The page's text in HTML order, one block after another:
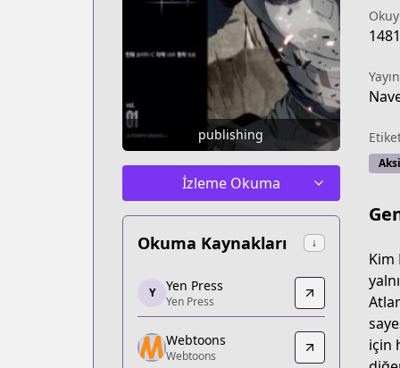
publishing
İzleme Okuma
Okuma Kaynakları ↓
Yen Press
Yen Press
https://yenpress.com/series/
Webtoons
Y Yen Press
Yen Press
Webtoons
Webtoons
Kim
için